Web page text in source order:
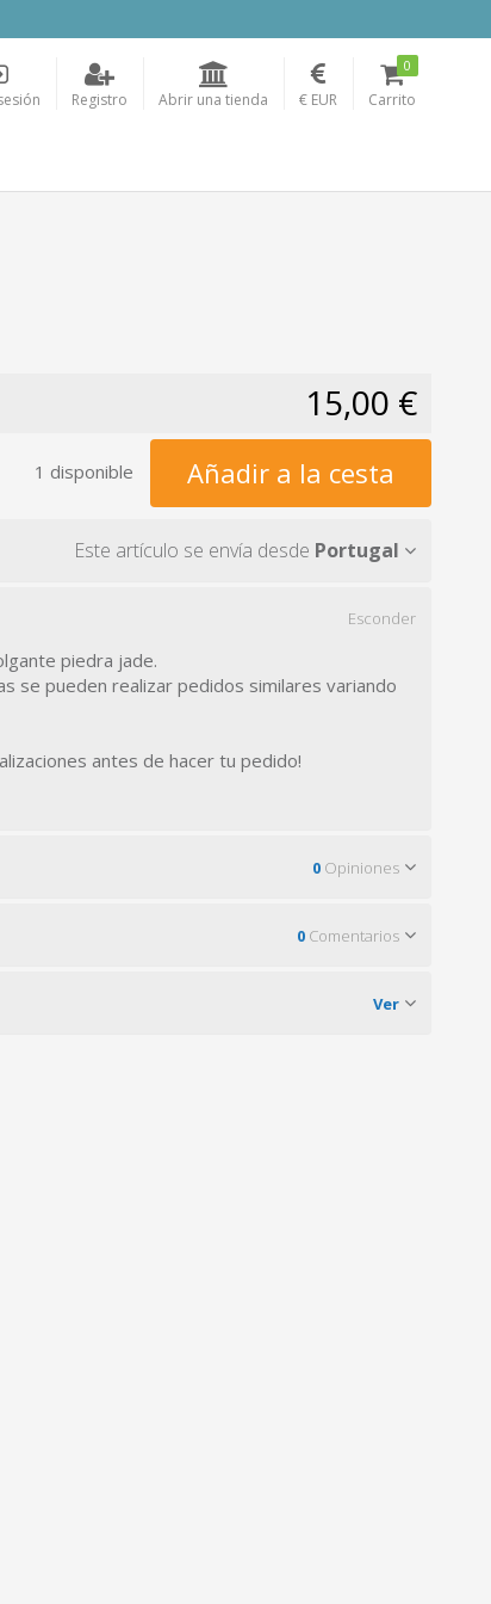
Registro Abrir una tienda € EUR Carrito
0
15,00 €
1 disponible Añadir a la cesta
Este artículo se envía desde Portugal
Esconder
piedra jade.
se pueden realizar pedidos similares variando
antes de hacer tu pedido!
0 Opiniones
0 Comentarios
Ver